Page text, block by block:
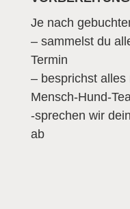
Je nach
– sammelst du
Termin
– besprichst
Mensch-Hund-
-sprechen wir
ab